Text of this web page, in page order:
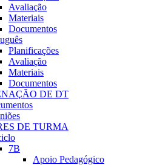
Avaliação
Materiais
Documentos
Planificações
Avaliação
Materiais
Documentos
DE DT
DE TURMA
7B
Apoio Pedagógico